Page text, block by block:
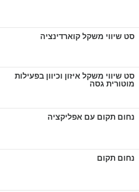
סט שיווי משקל קוארדינציה
סט שיווי משקל איזון וכיוון בפעילות
מוטורית גסה
נחום תקום עם אפליקציה
נחום תקום